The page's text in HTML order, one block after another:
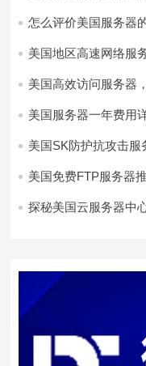
怎么评价美国服务器
美国地区高速网络服
美国高效访问服务器
美国服务器一年费用
美国SK防护抗攻击服
美国免费FTP服务器
探秘美国云服务器中